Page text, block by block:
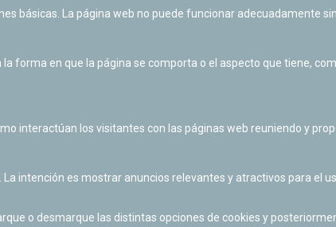
básicas. La página web no puede funcionar adecuadamente
forma en que la página se comporta o el aspecto que tiene,
interactúan los visitantes con las páginas web reuniendo y
intención es mostrar anuncios relevantes y atractivos para el
o desmarque las distintas opciones de cookies y